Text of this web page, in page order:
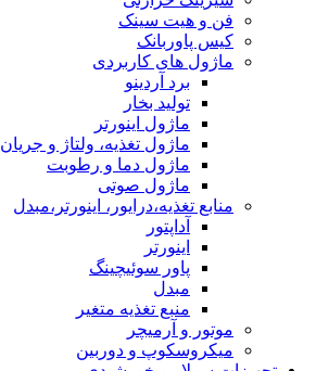
فن و هیت سینک
کیس پاوربانک
ماژول های کاربردی
برد آردینو
تولید بخار
ماژول اینورتر
ماژول تغذیه، ولتاژ و جریان
ماژول دما و رطوبت
ماژول صوتی
منابع تغذیه،درایور، اینورتر،مبدل
آداپتور
اینورتر
پاور سوئیچینگ
مبدل
منبع تغذیه متغیر
موتور و آرمیچر
میکروسکوپ و دوربین